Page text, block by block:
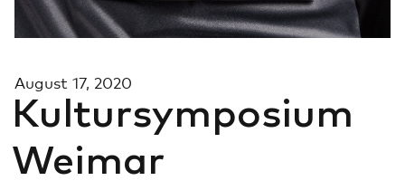
Au­gust 17, 2020
Kul­tur­sym­po­si­um
Wei­mar